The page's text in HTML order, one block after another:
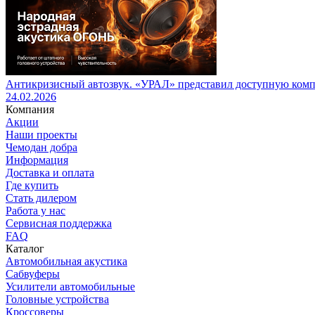
Антикризисный автозвук. «УРАЛ» представил доступную
24.02.2026
Компания
Акции
Наши проекты
Чемодан добра
Информация
Доставка и оплата
Где купить
Стать дилером
Работа у нас
Сервисная поддержка
FAQ
Каталог
Автомобильная акустика
Сабвуферы
Усилители автомобильные
Головные устройства
Кроссоверы